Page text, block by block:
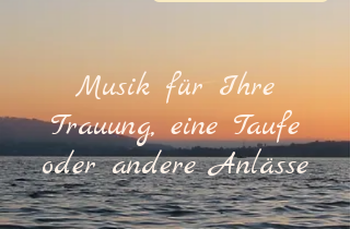
Musik für Ihre
Trauung, eine Taufe
oder andere Anlässe